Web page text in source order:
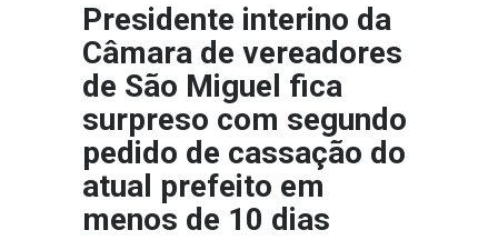
Presidente interino da
Câmara de vereadores
de São Miguel fica
surpreso com segundo
pedido de cassação do
atual prefeito em
menos de 10 dias